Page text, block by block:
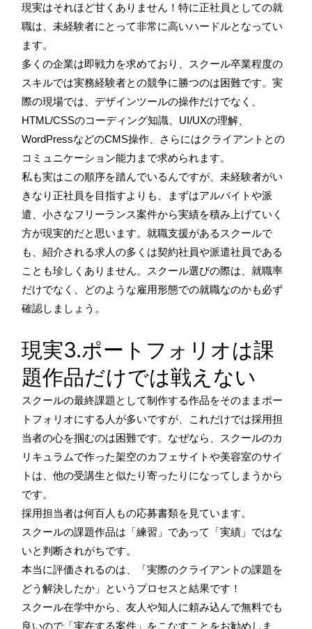
現実はそれほど甘くありません！特に正社員としての就
職は、未経験者にとって非常に高いハードルとなってい
ます。
多くの企業は即戦力を求めており、スクール卒業程度の
スキルでは実務経験者との競争に勝つのは困難です。実
際の現場では、デザインツールの操作だけでなく、
HTML/CSSのコーディング知識、UI/UXの理解、
WordPressなどのCMS操作、さらにはクライアントとの
コミュニケーション能力まで求められます。
私も実はこの順序を踏んでいるんですが、未経験者がい
きなり正社員を目指すよりも、まずはアルバイトや派
遣、小さなフリーランス案件から実績を積み上げていく
方が現実的だと思います。就職支援があるスクールで
も、紹介される求人の多くは契約社員や派遣社員である
ことも珍しくありません。スクール選びの際は、就職率
だけでなく、どのような雇用形態での就職なのかも必ず
確認しましょう。
現実3.ポートフォリオは課
題作品だけでは戦えない
スクールの最終課題として制作する作品をそのままポー
トフォリオにする人が多いですが、これだけでは採用担
当者の心を掴むのは困難です。なぜなら、スクールのカ
リキュラムで作った架空のカフェサイトや美容室のサイ
トは、他の受講生と似たり寄ったりになってしまうから
です。
採用担当者は何百人もの応募書類を見ています。
スクールの課題作品は「練習」であって「実績」ではな
いと判断されがちです。
本当に評価されるのは、「実際のクライアントの課題を
どう解決したか」というプロセスと結果です！
スクール在学中から、友人や知人に頼み込んで無料でも
良いので「実在する案件」をこなすことをお勧めしま